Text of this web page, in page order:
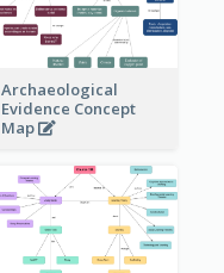
Archaeological
Evidence Concept
Map